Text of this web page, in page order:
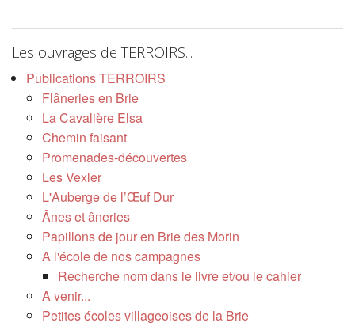
Les ouvrages de TERROIRS...
Publications TERROIRS
Flâneries en Brie
La Cavalière Elsa
Chemin faisant
Promenades-découvertes
Les Vexler
L'Auberge de l’Œuf Dur
Ânes et âneries
Papillons de jour en Brie des Morin
A l'école de nos campagnes
Recherche nom dans le livre et/ou le cahier
A venir...
Petites écoles villageoises de la Brie